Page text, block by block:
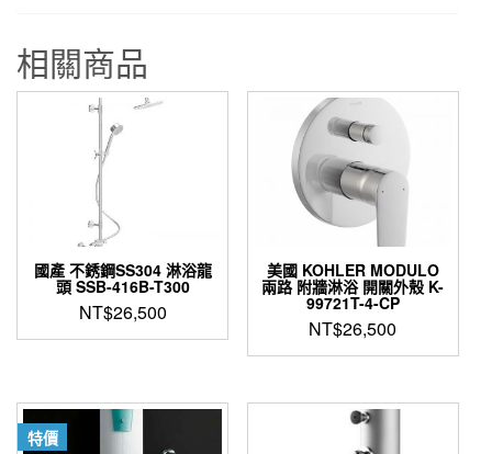
相關商品
國產 不銹鋼SS304 淋浴龍
頭 SSB-416B-T300
NT$26,500
美國 KOHLER MODULO
兩路 附牆淋浴 開關外殼 K-
99721T-4-CP
NT$26,500
特價